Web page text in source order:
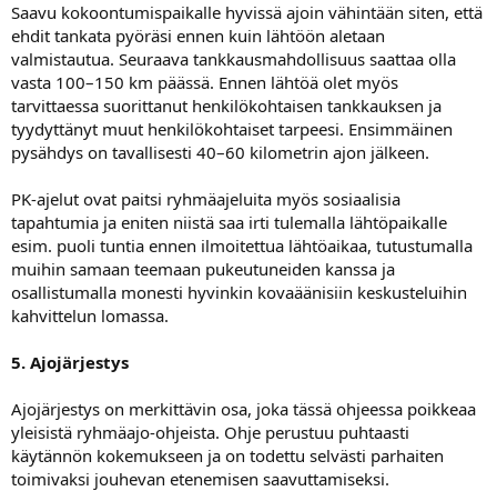
Saavu kokoontumispaikalle hyvissä ajoin vähintään siten, että
ehdit tankata pyöräsi ennen kuin lähtöön aletaan
valmistautua. Seuraava tankkausmahdollisuus saattaa olla
vasta 100–150 km päässä. Ennen lähtöä olet myös
tarvittaessa suorittanut henkilökohtaisen tankkauksen ja
tyydyttänyt muut henkilökohtaiset tarpeesi. Ensimmäinen
pysähdys on tavallisesti 40–60 kilometrin ajon jälkeen.
PK-ajelut ovat paitsi ryhmäajeluita myös sosiaalisia
tapahtumia ja eniten niistä saa irti tulemalla lähtöpaikalle
esim. puoli tuntia ennen ilmoitettua lähtöaikaa, tutustumalla
muihin samaan teemaan pukeutuneiden kanssa ja
osallistumalla monesti hyvinkin kovaäänisiin keskusteluihin
kahvittelun lomassa.
5. Ajojärjestys
Ajojärjestys on merkittävin osa, joka tässä ohjeessa poikkeaa
yleisistä ryhmäajo-ohjeista. Ohje perustuu puhtaasti
käytännön kokemukseen ja on todettu selvästi parhaiten
toimivaksi jouhevan etenemisen saavuttamiseksi.